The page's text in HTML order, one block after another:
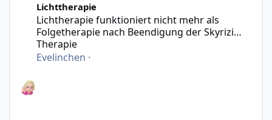
Lichttherapie
Lichtherapie funktioniert nicht mehr als
Folgetherapie nach Beendigung der Skyrizi
Therapie
Evelinchen ·